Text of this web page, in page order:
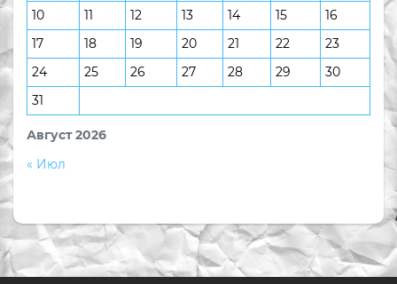
Август 2026
10
11 12 13 14 15
16
17
18 19 20 21 22
23
24
25 26 27 28 29
30
31
« Июл